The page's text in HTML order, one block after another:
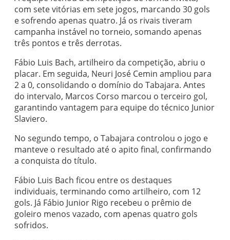
com sete vitórias em sete jogos, marcando 30 gols
e sofrendo apenas quatro. Já os rivais tiveram
campanha instável no torneio, somando apenas
três pontos e três derrotas.
Fábio Luis Bach, artilheiro da competição, abriu o
placar. Em seguida, Neuri José Cemin ampliou para
2 a 0, consolidando o domínio do Tabajara. Antes
do intervalo, Marcos Corso marcou o terceiro gol,
garantindo vantagem para equipe do técnico Junior
Slaviero.
No segundo tempo, o Tabajara controlou o jogo e
manteve o resultado até o apito final, confirmando
a conquista do título.
Fábio Luis Bach ficou entre os destaques
individuais, terminando como artilheiro, com 12
gols. Já Fábio Junior Rigo recebeu o prêmio de
goleiro menos vazado, com apenas quatro gols
sofridos.